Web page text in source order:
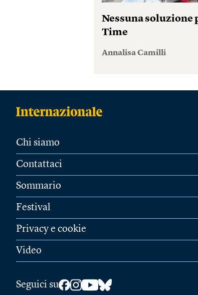
Nessuna soluzione
Time
Annalisa Camilli
Chi siamo
Contattaci
Sommario
Festival
Privacy e cookie
Video
Seguici su